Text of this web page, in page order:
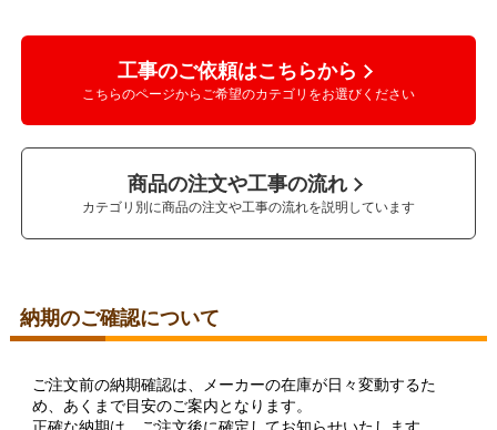
工事のご依頼はこちらから
こちらのページからご希望のカテゴリをお選びください
商品の注文や工事の流れ
カテゴリ別に商品の注文や工事の流れを説明しています
納期のご確認について
ご注文前の納期確認は、メーカーの在庫が日々変動するた
め、あくまで目安のご案内となります。